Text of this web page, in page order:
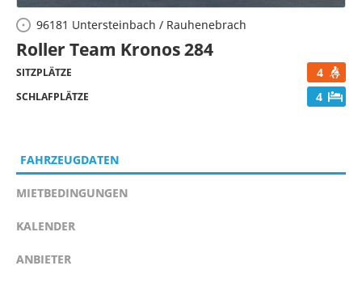
96181 Untersteinbach / Rauhenebrach
Roller Team Kronos 284
SITZPLÄTZE 4
SCHLAFPLÄTZE 4
FAHRZEUGDATEN
MIETBEDINGUNGEN
KALENDER
ANBIETER